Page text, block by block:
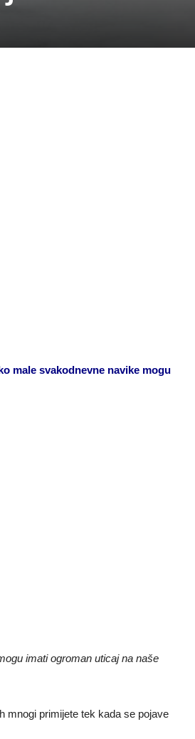
male svakodnevne navike mogu
imati ogroman uticaj na naše
mnogi primijete tek kada se pojave